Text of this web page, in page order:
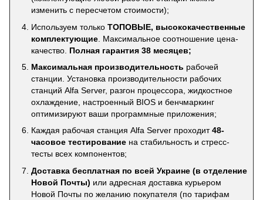
изменить с пересчетом стоимости);
Используем только ТОПОВЫЕ, высококачественные
комплектующие . Максимальное соотношение цена-
качество. Полная гарантия 38 месяцев;
Максимальная производительность рабочей
станции. Установка производительности рабочих
станций Alfa Server, разгон процессора, жидкостное
охлаждение, настроенный BIOS и бенчмаркинг
оптимизируют ваши программные приложения;
Каждая рабочая станция Alfa Server проходит48-
часовое тестирование на стабильность и стресс-
тесты всех компонентов;
Доставка бесплатная по всей Украине (в отделение
Новой Почты) или адресная доставка курьером
Новой Почты по желанию покупателя (по тарифам